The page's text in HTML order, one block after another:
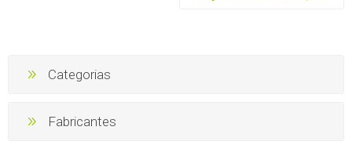
Categorias
Fabricantes